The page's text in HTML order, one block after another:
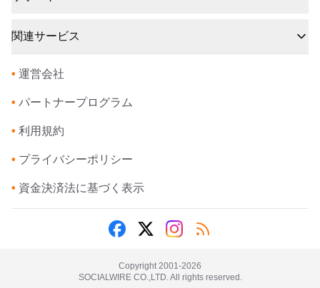
関連サービス
• 運営会社
• パートナープログラム
• 利用規約
• プライバシーポリシー
• 資金決済法に基づく表示
Copyright 2001-2026
SOCIALWIRE CO.,LTD. All rights reserved.